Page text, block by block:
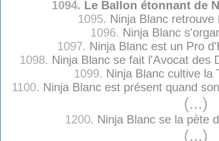
1094. Le Ballon étonnant de
1095. Ninja Blanc retrouve
1096. Ninja Blanc
1097. Ninja Blanc est un Pro
1098. Ninja Blanc se fait l'Avocat des
1099. Ninja Blanc cultive la
1100. Ninja Blanc est présent quand
(...)
1200. Ninja Blanc se la pète
(...)